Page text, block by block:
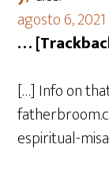
agosto 6,
…
[…] Info on
espiritual-